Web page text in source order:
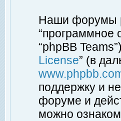
Наши форумы
“программное
“phpBB
License” (в
поддержку и
форуме и
можно